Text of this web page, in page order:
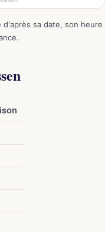
d'après sa date, son heure